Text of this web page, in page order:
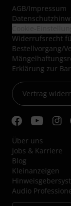
AGB/Impressum
Widerrufsrecht
Bestellvorgang/
Erklärung zur
Vertrag
Über uns
Jobs & Karriere
Blog
Kleinanzeigen
Audio